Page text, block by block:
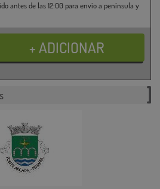
antes de las 12:00 para envío a península y